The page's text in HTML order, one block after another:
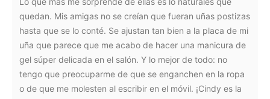
quedan. Mis amigas no se creían que fueran uñas postizas
hasta que se lo conté. Se ajustan tan bien a la placa de mi
uña que parece que me acabo de hacer una manicura de
gel súper delicada en el salón. Y lo mejor de todo: no
tengo que preocuparme de que se enganchen en la ropa
o de que me molesten al escribir en el móvil. ¡Cindy es la